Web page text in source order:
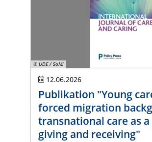
© UDE / SoMi
12.06.2026
Publikation "Young
forced migration
transnational care as
giving and receiving"